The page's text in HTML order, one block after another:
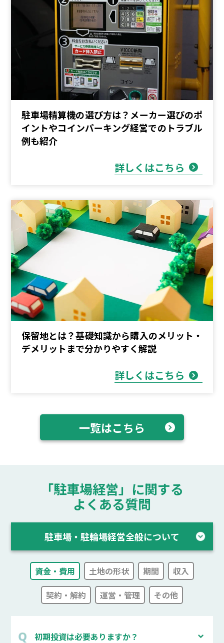
駐車場精算機の選び方は？メーカー選びのポ
イントやコインパーキング経営でのトラブル
例も紹介
詳しくはこちら
保留地とは？基礎知識から購入のメリット・
デメリットまで分かりやすく解説
詳しくはこちら
一覧はこちら
「駐車場経営」に関する
よくある質問
駐車場・駐輪場経営全般について
資金・費用 土地の形状 期間
収入
契約・解約
運営・管理 その他
初期投資は必要ありますか？